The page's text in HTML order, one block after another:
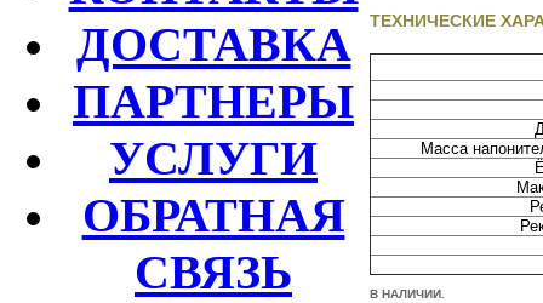
ДОСТАВКА
ПАРТНЕРЫ
УСЛУГИ
ОБРАТНАЯ
СВЯЗЬ
ТЕХНИЧЕСКИЕ
Масса
В НАЛИЧИИ.